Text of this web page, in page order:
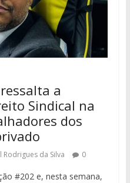
a
Sindical na
dos
Rodrigues da Silva 0
#202 e, nesta semana,